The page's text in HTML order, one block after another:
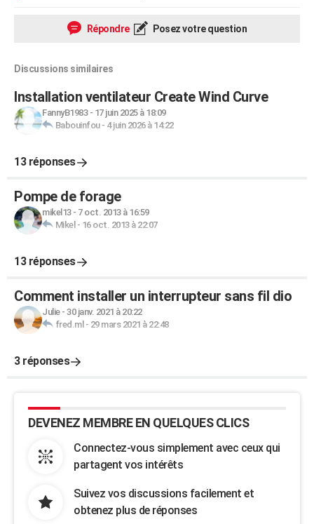
Répondre Posez votre question
Discussions similaires
Installation ventilateur Create Wind Curve
FannyB1983- 17 juin 2025 à 18:09
Babouinfou- 4 juin 2026 à 14:22
13 réponses
Pompe de forage
mikel13- 7 oct. 2013 à 16:59
Mikel - 16 oct. 2013 à 22:07
13 réponses
Comment installer un interrupteur sans fil dio
Julie- 30 janv. 2021 à 20:22
fred.ml - 29 mars 2021 à 22:48
3 réponses
DEVENEZ MEMBRE EN QUELQUES CLICS
Connectez-vous simplement avec ceux qui
partagent vos intérêts
Suivez vos discussions facilement et
obtenez plus de réponses